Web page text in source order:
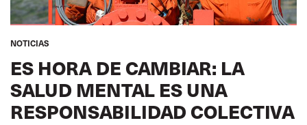
NOTICIAS
ES HORA DE CAMBIAR: LA
SALUD MENTAL ES UNA
RESPONSABILIDAD COLECTIVA